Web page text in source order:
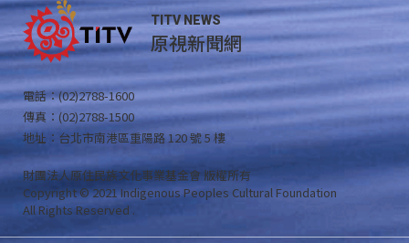
TITV NEWS
原視新聞網
電話：(02)2788-1600
傳真：(02)2788-1500
地址：台北市南港區重陽路 120 號 5 樓
財團法人原住民族文化事業基金會 版權所有
Copyright © 2021 Indigenous Peoples Cultural Foundation
All Rights Reserved .